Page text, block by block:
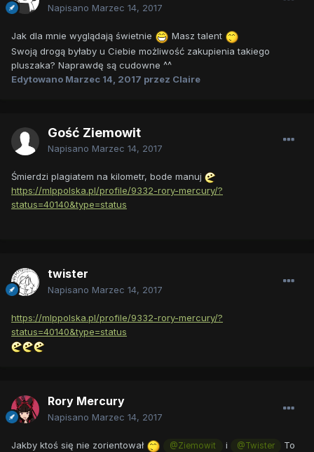
Napisano Marzec 14, 2017
Jak dla mnie wyglądają świetnie
Masz talent
Swoją drogą byłaby u Ciebie możliwość zakupienia takiego
pluszaka? Naprawdę są cudowne ^^
Edytowano Marzec 14, 2017 przez Claire
Gość Ziemowit
Napisano Marzec 14, 2017
Śmierdzi plagiatem na kilometr, bode manuj
https://mlppolska.pl/profile/9332-rory-mercury/?
status=40140&type=status
twister
Napisano Marzec 14, 2017
https://mlppolska.pl/profile/9332-rory-mercury/?
status=40140&type=status
Rory Mercury
Napisano Marzec 14, 2017
Jakby ktoś się nie zorientował @Ziemowit i @Twister
To